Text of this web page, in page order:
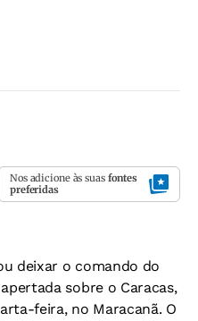
Nos adicione às suas fontes
preferidas
deixar o comando do
sobre o Caracas,
feira, no Maracanã. O